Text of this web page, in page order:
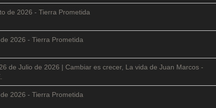
de 2026 - Tierra Prometida
2026 - Tierra Prometida
de Julio de 2026 | Cambiar es crecer, La vida de Juan Marcos -
2026 - Tierra Prometida